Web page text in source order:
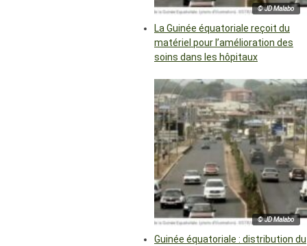
© JD Malabo
La Guinée équatoriale reçoit du
matériel pour l’amélioration des
soins dans les hôpitaux
© JD Malabo
Guinée équatoriale : distribution du